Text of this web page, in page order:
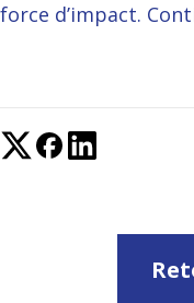
force d’impact.